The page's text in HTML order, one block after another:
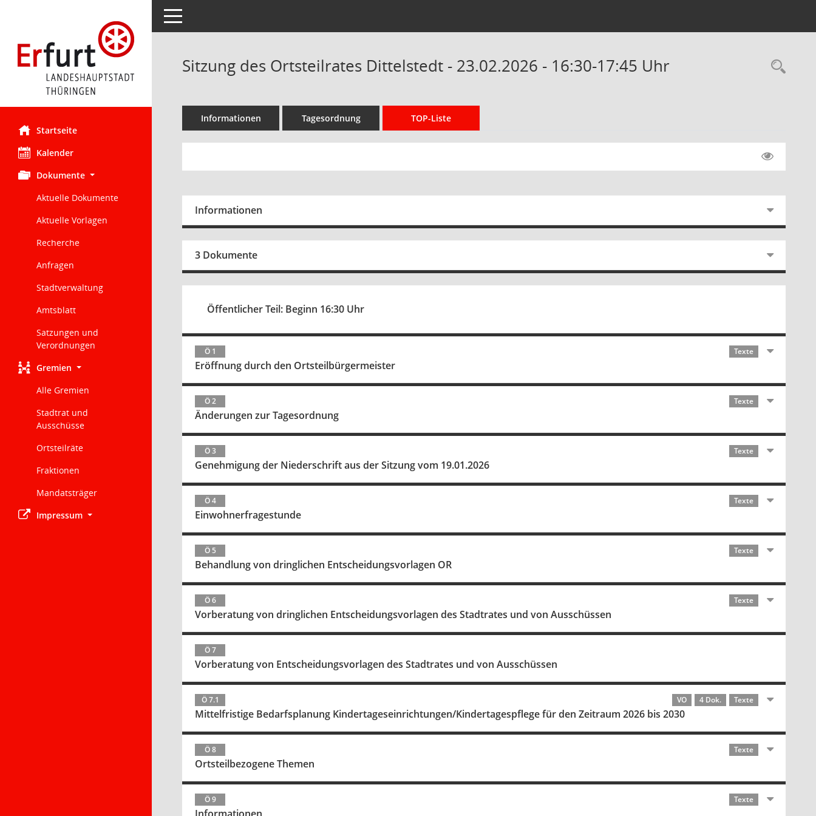
Startseite
Kalender
Dokumente
Aktuelle Dokumente
Aktuelle Vorlagen
Recherche
Anfragen
Stadtverwaltung
Amtsblatt
Satzungen und
Verordnungen
Gremien
Alle Gremien
Stadtrat und
Ausschüsse
Ortsteilräte
Fraktionen
Mandatsträger
Impressum
Toggle navigation
Sitzung des Ortsteilrates Dittelstedt - 23.02.2026 - 16:30-17:45 Uhr
Informationen Tagesordnung TOP-Liste
Informationen
3 Dokumente
Öffentlicher Teil: Beginn 16:30 Uhr
Ö 1 Texte
Eröffnung durch den Ortsteilbürgermeister
Ö 2 Texte
Änderungen zur Tagesordnung
Ö 3 Texte
Genehmigung der Niederschrift aus der Sitzung vom 19.01.2026
Ö 4 Texte
Einwohnerfragestunde
Ö 5 Texte
Behandlung von dringlichen Entscheidungsvorlagen OR
Ö 6 Texte
Vorberatung von dringlichen Entscheidungsvorlagen des Stadtrates und von Ausschüssen
Ö 7
Vorberatung von Entscheidungsvorlagen des Stadtrates und von Ausschüssen
Ö 7.1 VO 4 Dok. Texte
Mittelfristige Bedarfsplanung Kindertageseinrichtungen/Kindertagespflege für den Zeitraum 2026 bis 2030
Ö 8 Texte
Ortsteilbezogene Themen
Ö 9 Texte